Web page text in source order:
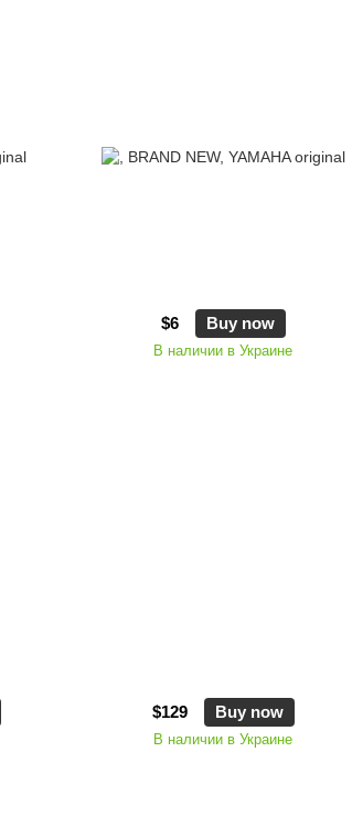
$6 Buy now
В наличии в Украине
$129 Buy now
В наличии в Украине